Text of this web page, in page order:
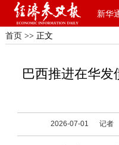
新华
首页 >> 正文
巴西推进在华
2026-07-01 记者